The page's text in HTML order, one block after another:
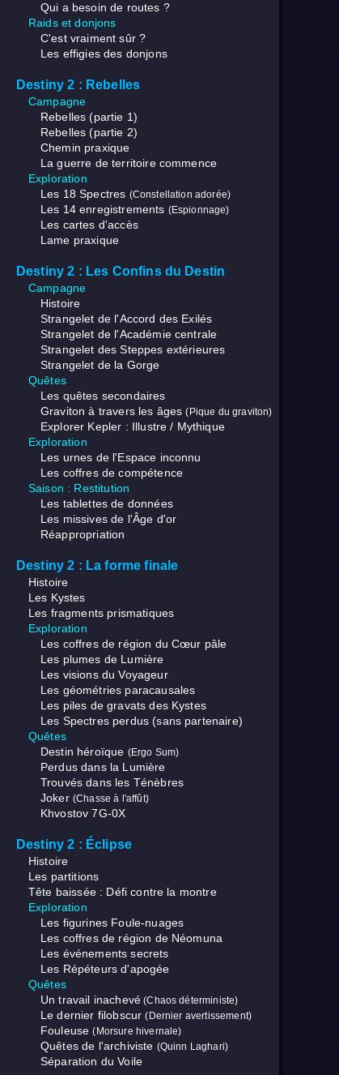
Qui a besoin de routes ?
Raids et donjons
C'est vraiment sûr ?
Les effigies des donjons
Destiny 2 : Rebelles
Campagne
Rebelles (partie 1)
Rebelles (partie 2)
Chemin praxique
La guerre de territoire commence
Exploration
Les 18 Spectres (Constellation adorée)
Les 14 enregistrements (Espionnage)
Les cartes d'accès
Lame praxique
Destiny 2 : Les Confins du Destin
Campagne
Histoire
Strangelet de l'Accord des Exilés
Strangelet de l'Académie centrale
Strangelet des Steppes extérieures
Strangelet de la Gorge
Quêtes
Les quêtes secondaires
Graviton à travers les âges(Pique du graviton)
Explorer Kepler : Illustre / Mythique
Exploration
Les urnes de l'Espace inconnu
Les coffres de compétence
Saison : Restitution
Les tablettes de données
Les missives de l'Âge d'or
Réappropriation
Destiny 2 : La forme finale
Histoire
Les Kystes
Les fragments prismatiques
Exploration
Les coffres de région du Cœur pâle
Les plumes de Lumière
Les visions du Voyageur
Les géométries paracausales
Les piles de gravats des Kystes
Les Spectres perdus (sans partenaire)
Quêtes
Destin héroïque (Ergo Sum)
Perdus dans la Lumière
Trouvés dans les Ténèbres
Joker (Chasse à l'affût)
Khvostov 7G-0X
Destiny 2 : Éclipse
Histoire
Les partitions
Tête baissée : Défi contre la montre
Exploration
Les figurines Foule-nuages
Les coffres de région de Néomuna
Les événements secrets
Les Répéteurs d'apogée
Quêtes
Un travail inachevé (Chaos déterministe)
Le dernier filobscur(Dernier avertissement)
Fouleuse(Morsure hivernale)
Quêtes de l'archiviste (Quinn Laghari)
Séparation du Voile